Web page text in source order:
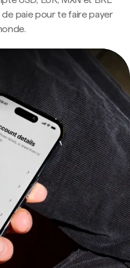
paie pour te faire payer